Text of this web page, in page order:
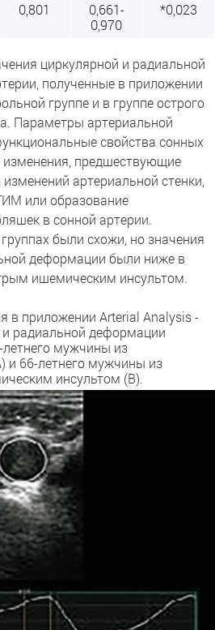
0,801
0,661-
0,970
*0,023
циркулярной и радиальной
полученные в приложении
группе и в группе острого
Параметры артериальной
свойства сонных
предшествующие
артериальной стенки,
или образование
в сонной артерии.
были схожи, но значения
деформации были ниже в
ишемическим инсультом.
в приложении Arterial Analysis -
радиальной деформации
мужчины из
и 66-летнего мужчины из
инсультом (B).